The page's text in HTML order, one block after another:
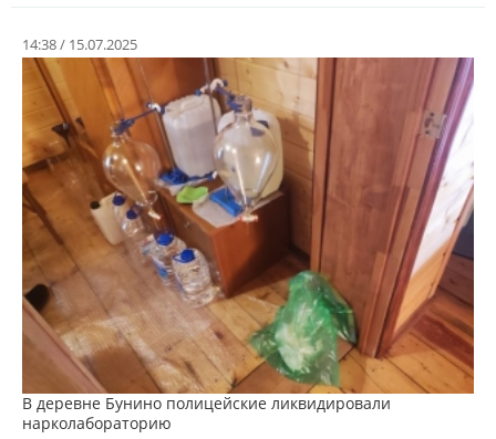
14:38 / 15.07.2025
В деревне Бунино полицейские ликвидировали
нарколабораторию